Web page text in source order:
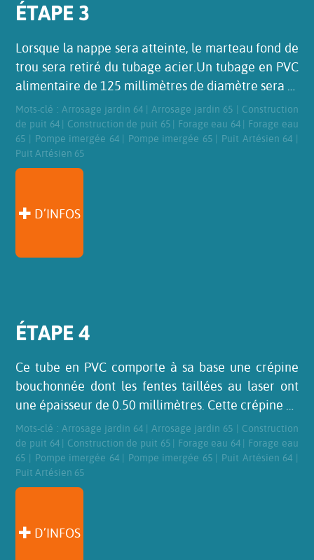
ÉTAPE 3
Lorsque la nappe sera atteinte, le marteau fond de
trou sera retiré du tubage acier.Un tubage en PVC
alimentaire de 125 millimètres de diamètre sera …
Mots-clé : Arrosage jardin 64| Arrosage jardin 65
Construction
de puit 64| Construction de puit 65| Forage eau 64| Forage eau
65
Pompe imergée 64| Pompe imergée 65| Puit Artésien 64
Puit Artésien 65
D’INFOS
ÉTAPE 4
Ce tube en PVC comporte à sa base une crépine
bouchonnée dont les fentes taillées au laser ont
une épaisseur de 0.50 millimètres. Cette crépine …
Mots-clé : Arrosage jardin 64|Arrosage jardin 65
Construction
de puit 64| Construction de puit 65| Forage eau 64| Forage eau
65
Pompe imergée 64| Pompe imergée 65| Puit Artésien 64
Puit Artésien 65
D’INFOS